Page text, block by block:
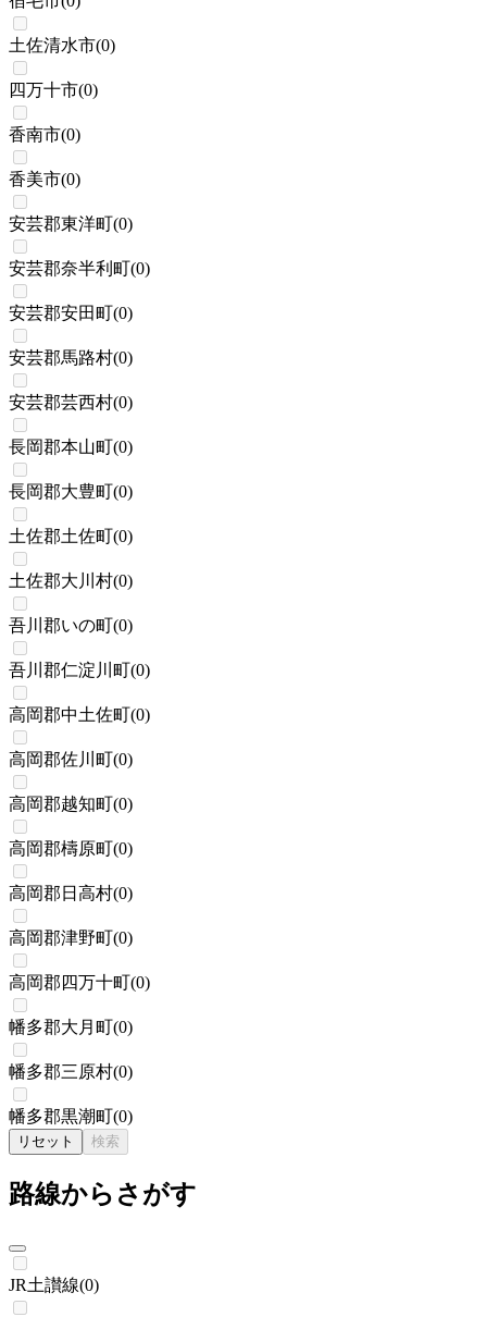
土佐清水市(0)
四万十市(0)
香南市(0)
香美市(0)
安芸郡東洋町(0)
安芸郡奈半利町(0)
安芸郡安田町(0)
安芸郡馬路村(0)
安芸郡芸西村(0)
長岡郡本山町(0)
長岡郡大豊町(0)
土佐郡土佐町(0)
土佐郡大川村(0)
吾川郡いの町(0)
吾川郡仁淀川町(0)
高岡郡中土佐町(0)
高岡郡佐川町(0)
高岡郡越知町(0)
高岡郡檮原町(0)
高岡郡日高村(0)
高岡郡津野町(0)
高岡郡四万十町(0)
幡多郡大月町(0)
幡多郡三原村(0)
幡多郡黒潮町(0)
リセット 検索
路線からさがす
JR土讃線(0)